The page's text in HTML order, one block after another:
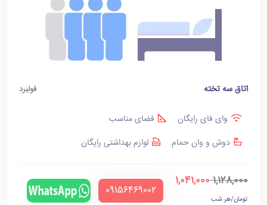
اتاق سه تخته فولبرد
وای فای رایگان
فضای مناسب
دوش و وان حمام
لوازم بهداشتی رایگان
1,128,000
1,041,000
تومان/هر شب
‪09156469002‬